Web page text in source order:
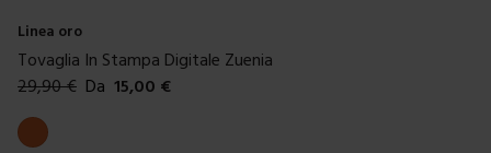
Linea oro
Tovaglia In Stampa Digitale Zuenia
29,90€ Da 15,00 €
Colori disponibili
Arancione